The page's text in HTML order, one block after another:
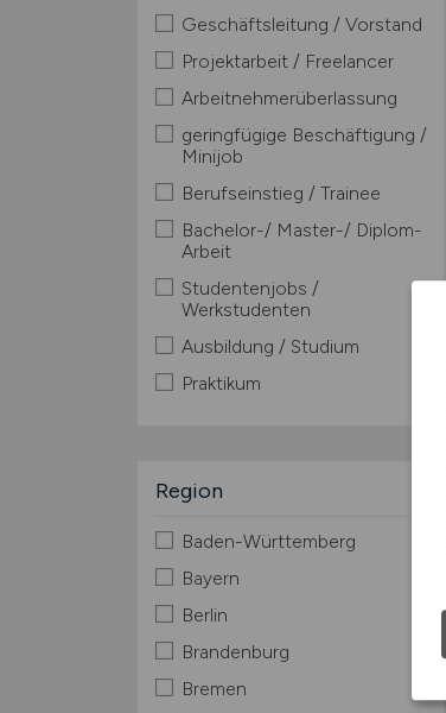
Geschäftsleitung / Vorstand
Projektarbeit / Freelancer
Arbeitnehmerüberlassung
geringfügige Beschäftigung /
Minijob
Berufseinstieg / Trainee
Bachelor-/ Master-/ Diplom-
Arbeit
Studentenjobs /
Werkstudenten
Ausbildung / Studium
Praktikum
Region
Baden-Württemberg
Bayern
Berlin
Brandenburg
Bremen